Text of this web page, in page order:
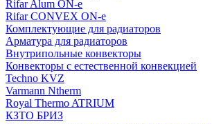
Rifar Alum ON-e
Rifar CONVEX ON-e
Комплектующие для радиаторов
Арматура для радиаторов
Внутрипольные конвекторы
Конвекторы с естественной конвекцией
Techno KVZ
Varmann Ntherm
Royal Thermo ATRIUM
КЗТО БРИЗ